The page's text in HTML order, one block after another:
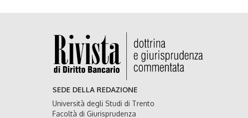
SEDE DELLA REDAZIONE
Università degli Studi di Trento
Facoltà di Giurisprudenza